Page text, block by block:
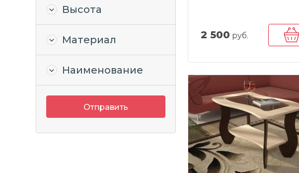
Высота
Материал
Наименование
Отправить
2 500 руб.